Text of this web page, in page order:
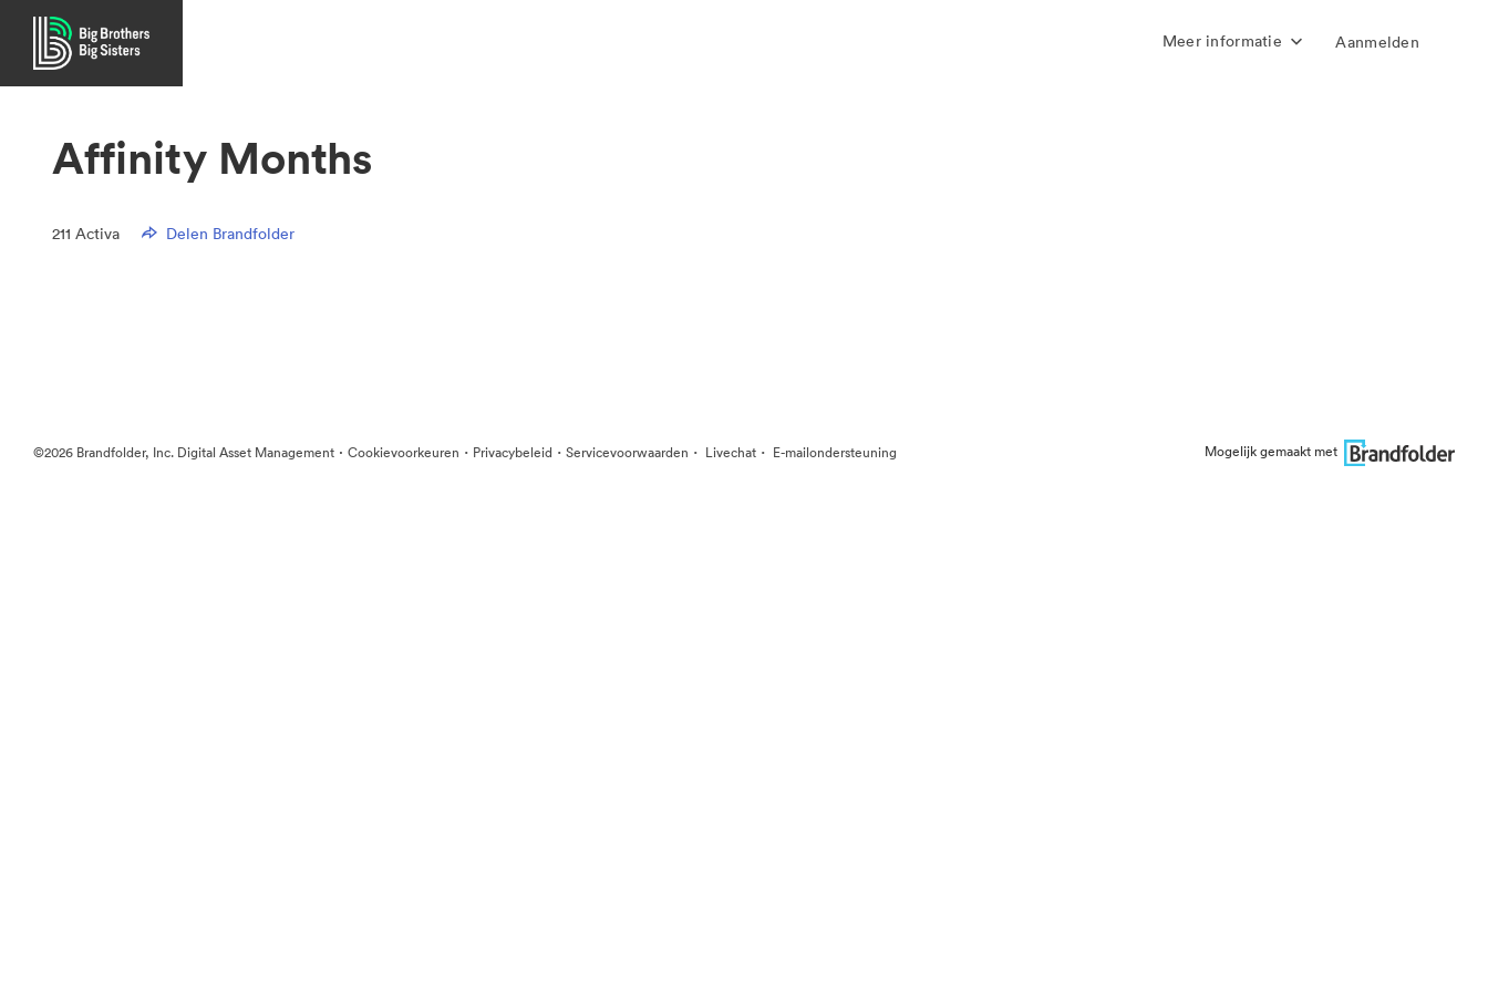
Meer informatie Aanmelden
Affinity Months
211 Activa Delen Brandfolder
©2026 Brandfolder, Inc. Digital Asset Management · Cookievoorkeuren · Privacybeleid · Servicevoorwaarden · Livechat · E-mailondersteuning Mogelijk gemaakt met